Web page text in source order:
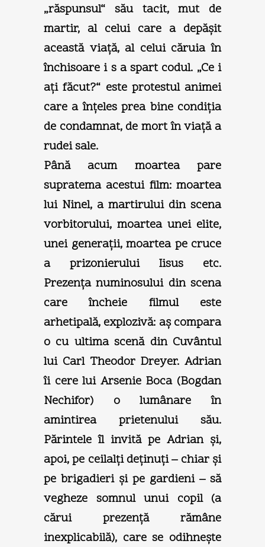
„răspunsul“ său tacit, mut de
martir, al celui care a depăşit
această viaţă, al celui căruia în
închisoare i s a spart codul. „Ce i
aţi făcut?“ este protestul animei
care a înţeles prea bine condiţia
de condamnat, de mort în viaţă a
rudei sale.
Până acum moartea pare
supratema acestui film: moartea
lui Ninel, a martirului din scena
vorbitorului, moartea unei elite,
unei generaţii, moartea pe cruce
a prizonierului Iisus etc.
Prezenţa numinosului din scena
care încheie filmul este
arhetipală, explozivă: aş compara
o cu ultima scenă din Cuvântul
lui Carl Theodor Dreyer. Adrian
îi cere lui Arsenie Boca (Bogdan
Nechifor) o lumânare în
amintirea prietenului său.
Părintele îl invită pe Adrian şi,
apoi, pe ceilalţi deţinuţi – chiar şi
pe brigadieri şi pe gardieni – să
vegheze somnul unui copil (a
cărui prezenţă rămâne
inexplicabilă), care se odihneşte